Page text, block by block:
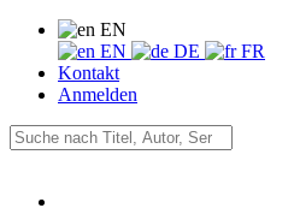
EN
EN
DE
FR
Kontakt
Anmelden